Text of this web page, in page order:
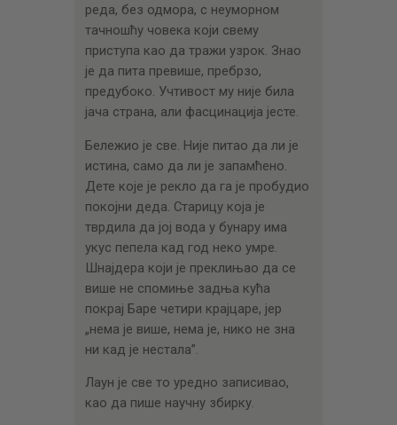
реда, без одмора, с неуморном
тачношћу човека који свему
приступа као да тражи узрок. Знао
је да пита превише, пребрзо,
предубоко. Учтивост му није била
јача страна, али фасцинација јесте.
Бележио је све. Није питао да ли је
истина, само да ли је запамћено.
Дете које је рекло да га је пробудио
покојни деда. Старицу која је
тврдила да јој вода у бунару има
укус пепела кад год неко умре.
Шнајдера који је преклињао да се
више не спомиње задња кућа
покрај Баре четири крајцаре, јер
„нема је више, нема је, нико не зна
ни кад је нестала”.
Лаун је све то уредно записивао,
као да пише научну збирку.